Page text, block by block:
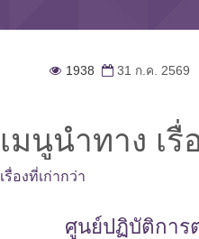
1938 31 ก.ค. 2569
เมนูนำทาง เรื่
เรื่องที่เก่ากว่า
ศูนย์ปฏิบัติการ